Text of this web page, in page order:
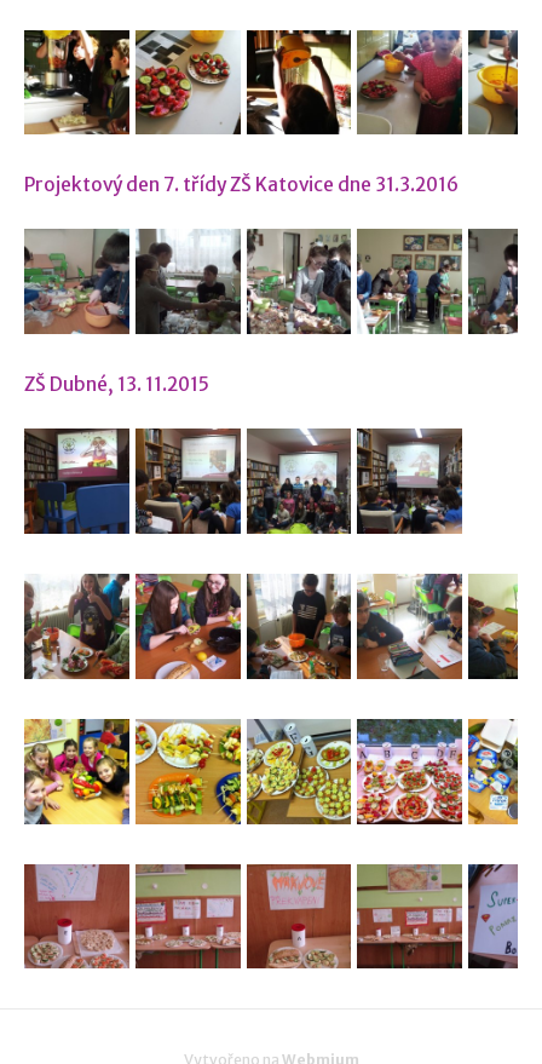
Projektový den 7. třídy ZŠ Katovice dne 31.3.2016
ZŠ Dubné, 13. 11.2015
Vytvořeno na Webmium